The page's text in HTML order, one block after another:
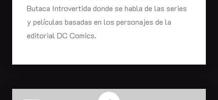
Butaca Introvertida donde se habla de las series
y películas basadas en los personajes de la
editorial DC Comics.